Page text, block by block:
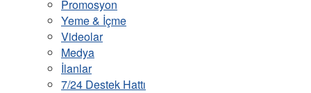
Promosyon
Yeme & İçme
Videolar
Medya
İlanlar
7/24 Destek Hattı